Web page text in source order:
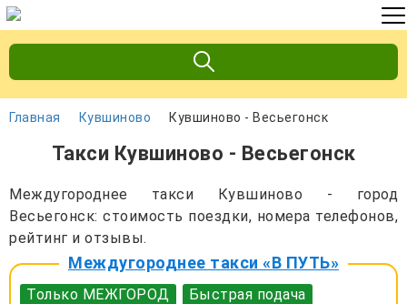
Главная Кувшиново Кувшиново - Весьегонск
Такси Кувшиново - Весьегонск
Междугороднее такси Кувшиново - город
Весьегонск: стоимость поездки, номера телефонов,
рейтинг и отзывы.
Междугороднее такси «В ПУТЬ»
Только МЕЖГОРОД
Быстрая подача